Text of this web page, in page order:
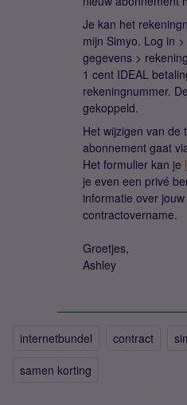
Je kan het
mijn Simyo. Log in
gegevens >
1 cent IDEAL
rekeningnummer.
gekoppeld.
Het wijzigen van de
abonnement gaat
Het formulier kan je
je even een privé
informatie over
contractovername.
Groetjes,
Ashley
internetbundel contract
samen korting